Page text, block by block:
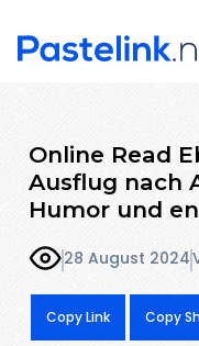
Online Read
Ausflug nach
Humor und
28 August 2024
Copy Link Copy